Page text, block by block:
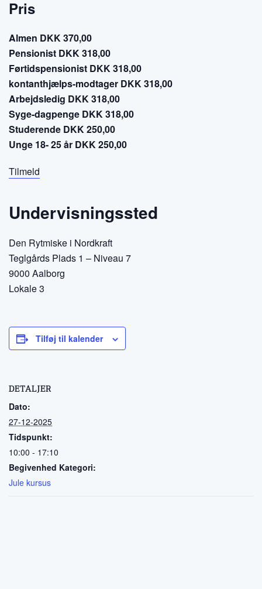
Pris
Almen DKK 370,00
Pensionist DKK 318,00
Førtidspensionist DKK 318,00
kontanthjælps-modtager DKK 318,00
Arbejdsledig DKK 318,00
Syge-dagpenge DKK 318,00
Studerende DKK 250,00
Unge 18- 25 år DKK 250,00
Tilmeld
Undervisningssted
Den Rytmiske i Nordkraft
Teglgårds Plads 1 – Niveau 7
9000 Aalborg
Lokale 3
Tilføj til kalender
DETALJER
Dato:
27-12-2025
Tidspunkt:
10:00 - 17:10
Begivenhed Kategori:
Jule kursus